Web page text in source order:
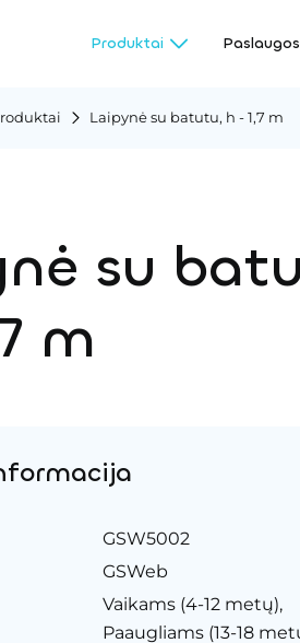
Produktai Paslaugos
Laipynė su batutu, h - 1,7 m
su
m
GSW5002
GSWeb
Vaikams (4-12 metų),
Paaugliams (13-18